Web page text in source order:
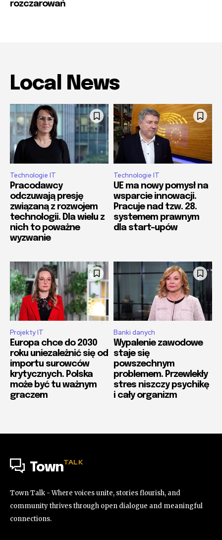
rozczarowań
Local News
Technologie IT
Pracodawcy
odczuwają presję
związaną z rozwojem
technologii. Dla wielu z
nich to poważne
wyzwanie
Technologie IT
UE ma nowy pomysł na
wsparcie innowacji.
Pracuje nad tzw. 28.
systemem prawnym
dla start-upów
Projekty IT
Europa chce do 2030
roku uniezależnić się od
importu surowców
krytycznych. Polska
może być tu ważnym
graczem
Banki danych
Wypalenie zawodowe
staje się
powszechnym
problemem. Przewlekły
stres niszczy psychikę
i cały organizm
TownTALK
Town Talk - Where voices unite, stories flourish, and
community thrives through open dialogue and meaningful
connections.